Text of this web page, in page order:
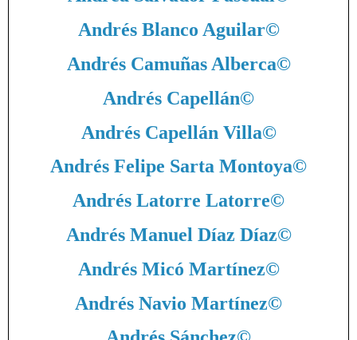
Andrés Blanco Aguilar©
Andrés Camuñas Alberca©
Andrés Capellán©
Andrés Capellán Villa©
Andrés Felipe Sarta Montoya©
Andrés Latorre Latorre©
Andrés Manuel Díaz Díaz©
Andrés Micó Martínez©
Andrés Navio Martínez©